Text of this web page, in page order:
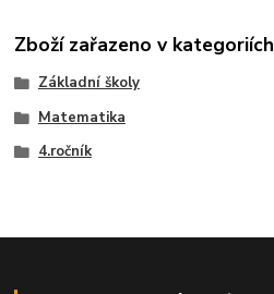
Zboží zařazeno v kategoriích
Základní školy
Matematika
4.ročník